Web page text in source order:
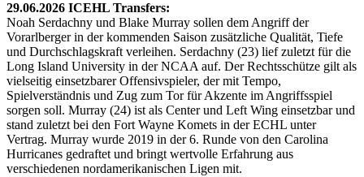
29.06.2026 ICEHL Transfers:
Noah Serdachny und Blake Murray sollen dem Angriff der
Vorarlberger in der kommenden Saison zusätzliche Qualität, Tiefe
und Durchschlagskraft verleihen. Serdachny (23) lief zuletzt für die
Long Island University in der NCAA auf. Der Rechtsschütze gilt als
vielseitig einsetzbarer Offensivspieler, der mit Tempo,
Spielverständnis und Zug zum Tor für Akzente im Angriffsspiel
sorgen soll. Murray (24) ist als Center und Left Wing einsetzbar und
stand zuletzt bei den Fort Wayne Komets in der ECHL unter
Vertrag. Murray wurde 2019 in der 6. Runde von den Carolina
Hurricanes gedraftet und bringt wertvolle Erfahrung aus
verschiedenen nordamerikanischen Ligen mit.